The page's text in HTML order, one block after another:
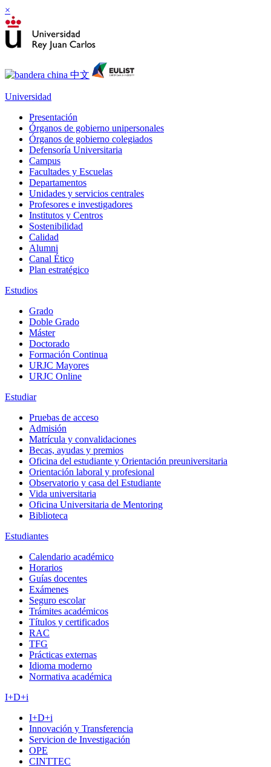
×
Universidad
Presentación
Órganos de gobierno unipersonales
Órganos de gobierno colegiados
Defensoría Universitaria
Campus
Facultades y Escuelas
Departamentos
Unidades y servicios centrales
Profesores e investigadores
Institutos y Centros
Sostenibilidad
Calidad
Alumni
Canal Ético
Plan estratégico
Estudios
Grado
Doble Grado
Máster
Doctorado
Formación Continua
URJC Mayores
URJC Online
Estudiar
Pruebas de acceso
Admisión
Matrícula y convalidaciones
Becas, ayudas y premios
Oficina del estudiante y Orientación preuniversitaria
Orientación laboral y profesional
Observatorio y casa del Estudiante
Vida universitaria
Oficina Universitaria de Mentoring
Biblioteca
Estudiantes
Calendario académico
Horarios
Guías docentes
Exámenes
Seguro escolar
Trámites académicos
Títulos y certificados
RAC
TFG
Prácticas externas
Idioma moderno
Normativa académica
I+D+i
I+D+i
Innovación y Transferencia
Servicion de Investigación
OPE
CINTTEC